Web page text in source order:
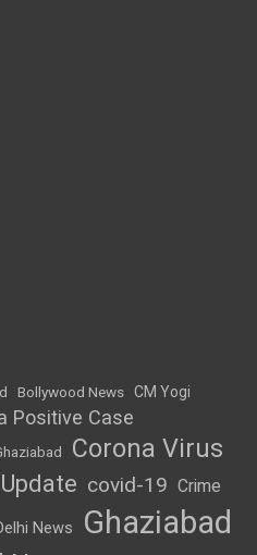
Bollywood News CM Yogi
Positive Case
Corona Virus
covid-19 Crime
News Ghaziabad